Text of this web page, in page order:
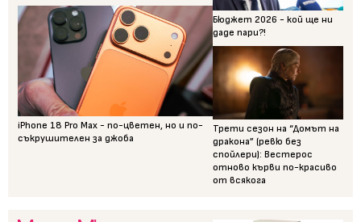
iPhone 18 Pro Max - по-цветен, но и по-
съкрушителен за джоба
Бюджет 2026 - кой ще ни
даде пари?!
Трети сезон на “Домът на
дракона” (ревю без
спойлери): Вестерос
отново кърви по-красиво
от всякога